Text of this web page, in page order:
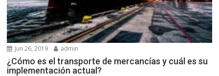
Jun 26, 2019 admin
¿Cómo es el transporte de mercancías y cuál es su
implementación actual?